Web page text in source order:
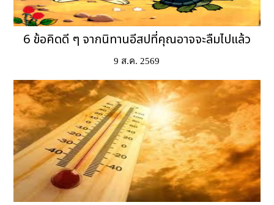
6 ข้อคิดดี ๆ จากนิทานอีสปที่คุณอาจจะลืมไปแล้ว
9 ส.ค. 2569